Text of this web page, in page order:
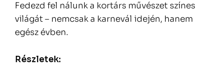
Fedezd fel nálunk a kortárs művészet színes
világát – nemcsak a karnevál idején, hanem
egész évben.
Részletek: